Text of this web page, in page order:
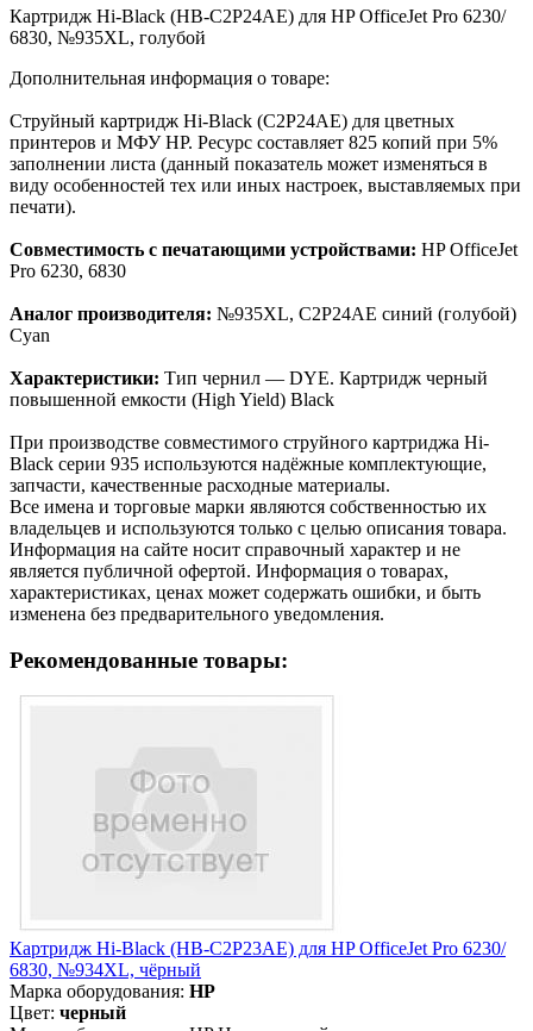
Картридж Hi-Black (HB-C2P24AE) для HP OfficeJet Pro 6230/
6830, №935XL, голубой
Дополнительная информация о товаре:
Струйный картридж Hi-Black (C2P24AE) для цветных
принтеров и МФУ HP. Ресурс составляет 825 копий при 5%
заполнении листа (данный показатель может изменяться в
виду особенностей тех или иных настроек, выставляемых при
печати).
Совместимость с печатающими устройствами: HP OfficeJet
Pro 6230, 6830
Аналог производителя: №935XL, C2P24AE синий (голубой)
Cyan
Характеристики: Тип чернил — DYE. Картридж черный
повышенной емкости (High Yield) Black
При производстве совместимого струйного картриджа Hi-
Black серии 935 используются надёжные комплектующие,
запчасти, качественные расходные материалы.
Все имена и торговые марки являются собственностью их
владельцев и используются только с целью описания товара.
Информация на сайте носит справочный характер и не
является публичной офертой. Информация о товарах,
характеристиках, ценах может содержать ошибки, и быть
изменена без предварительного уведомления.
Рекомендованные товары:
Картридж Hi-Black (HB-C2P23AE) для HP OfficeJet Pro 6230/
6830, №934XL, чёрный
Марка оборудования: HP
Цвет: черный